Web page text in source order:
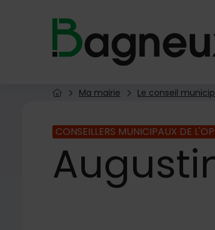
Retour à
Page d'accueil du site
Ma mairie Le conseil
CONSEILLERS MUNICIPAUX DE